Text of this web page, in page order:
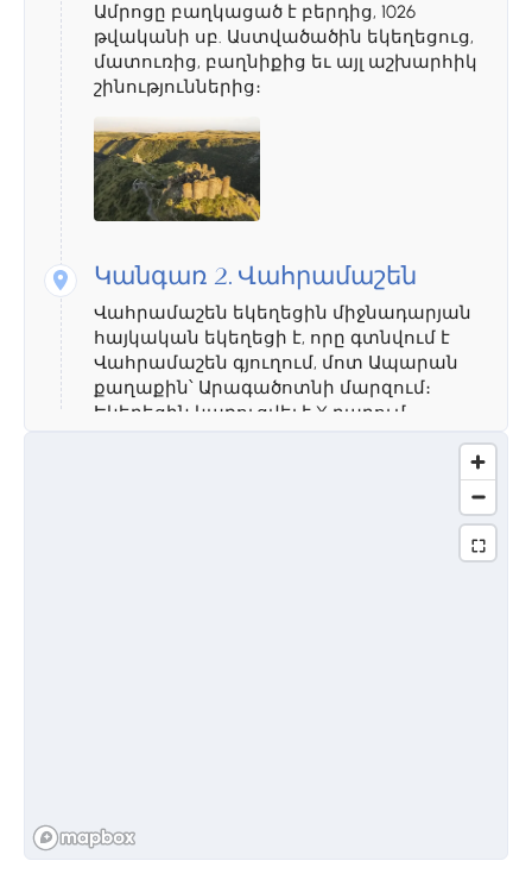
Ամրոցը բաղկացած է բերդից, 1026
թվականի սբ. Աստվածածին եկեղեցուց,
մատուռից, բաղնիքից եւ այլ աշխարհիկ
շինություններից։
Կանգառ 2. Վահրամաշեն
Վահրամաշեն եկեղեցին միջնադարյան
հայկական եկեղեցի է, որը գտնվում է
Վահրամաշեն գյուղում, մոտ Ապարան
քաղաքին՝ Արագածոտնի մարզում։
Եկեղեցին կառուցվել է X դարում
օրինակ՝ մեծ կենտրոնական գմբեթով և